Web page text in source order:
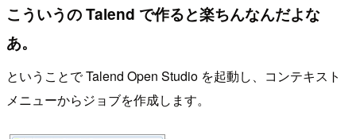
こういうの Talend で作ると楽ちんなんだよな
あ。
ということで Talend Open Studio を起動し、コンテキスト
メニューからジョブを作成します。